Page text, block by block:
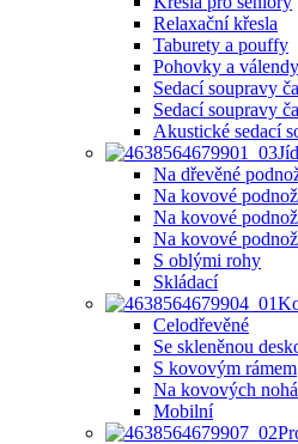
Relaxační křesla
Taburety a pouffy
Pohovky a válendy
Sedací soupravy
Sedací soupravy
Akustické sedací
Na dřevěné
Na kovové
Na kovové
Na kovové
S oblými rohy
Skládací
Celodřevěné
Se skleněnou
S kovovým rámem
Na kovových
Mobilní